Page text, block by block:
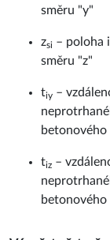
směru "y"
zsi – poloha
směru "z"
tiy –
betonového
tiz –
betonového